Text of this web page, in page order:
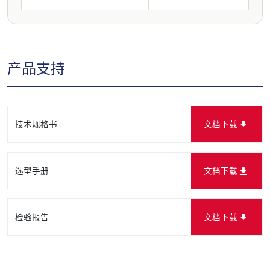
产品支持
技术规格书 文档下载
选型手册 文档下载
检验报告 文档下载